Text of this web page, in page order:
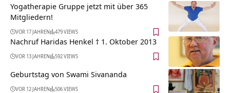
Yogatherapie Gruppe jetzt mit über 365
Mitgliedern!
VOR 17 JAHREN 479 VIEWS
Nachruf Haridas Henkel † 1. Oktober 2013
VOR 13 JAHREN 592 VIEWS
Geburtstag von Swami Sivananda
VOR 12 JAHREN 506 VIEWS